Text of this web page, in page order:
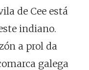
de Cee está
indiano.
a prol da
galega